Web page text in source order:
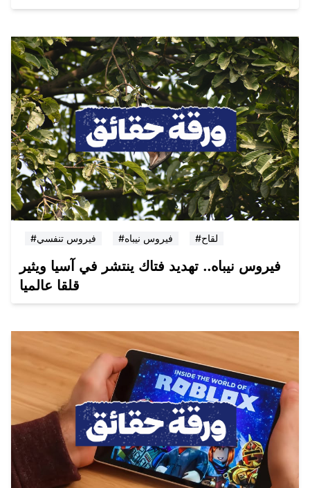
#فيروس تنفسي #فيروس نيباه #لقاح
فيروس نيباه.. تهديد فتاك ينتشر في آسيا ويثير
قلقا عالميا